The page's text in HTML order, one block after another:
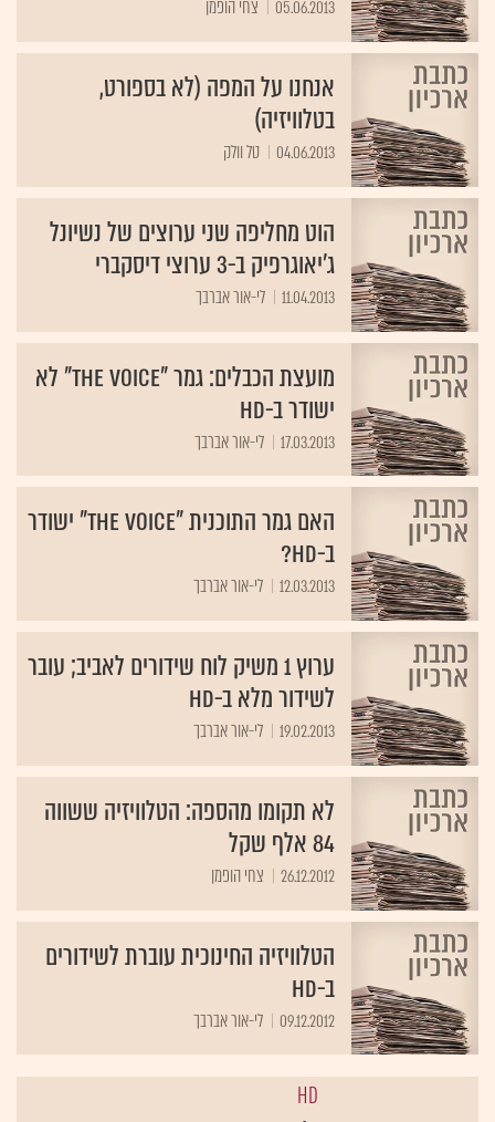
אנחנו על המפה (לא בספורט,
בטלוויזיה)
04.06.2013 טל וולק
ג'יאוגרפיק ב-3 ערוצי דיסקברי
11.04.2013 לי-אור אברבך
ישודר ב-HD
17.03.2013 לי-אור אברבך
ב-HD?
12.03.2013
לשידור מלא ב-HD
19.02.2013 לי-אור אברבך
84 אלף שקל
26.12.2012 צחי הופמן
ב-HD
09.12.2012